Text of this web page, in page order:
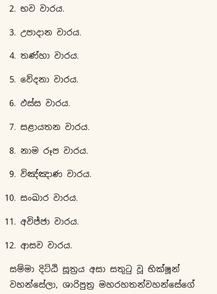
භව වාරය.
උපාදාන වාරය.
තණ්හා වාරය.
වේදනා වාරය.
ඵස්ස වාරය.
සළායතන වාරය.
නාම රූප වාරය.
විඤ්ඤාණ වාරය.
සංඛාර වාරය.
අවිජ්ජා වාරය.
ආසව වාරය.
සම්මා දිට්ඨි සූත්‍රය අසා සතුටු වූ භික්ෂූන්
වහන්සේලා, ශාරිපුත්‍ර මහරහතන්වහන්සේගේ